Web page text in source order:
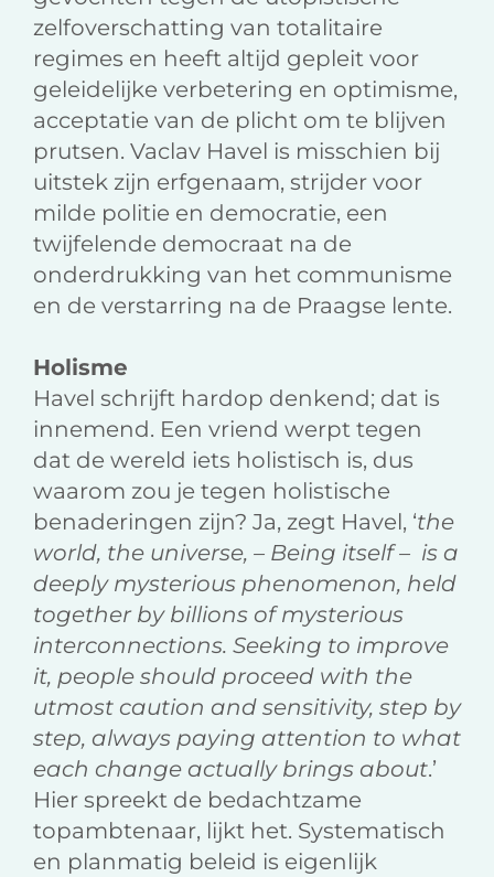
zelfoverschatting van totalitaire
regimes en heeft altijd gepleit voor
geleidelijke verbetering en optimisme,
acceptatie van de plicht om te blijven
prutsen. Vaclav Havel is misschien bij
uitstek zijn erfgenaam, strijder voor
milde politie en democratie, een
twijfelende democraat na de
onderdrukking van het communisme
en de verstarring na de Praagse lente.
Holisme
Havel schrijft hardop denkend; dat is
innemend. Een vriend werpt tegen
dat de wereld iets holistisch is, dus
waarom zou je tegen holistische
benaderingen zijn? Ja, zegt Havel, ‘the
world, the universe, – Being itself – is a
deeply mysterious phenomenon, held
together by billions of mysterious
interconnections. Seeking to improve
it, people should proceed with the
utmost caution and sensitivity, step by
step, always paying attention to what
each change actually brings about.’
Hier spreekt de bedachtzame
topambtenaar, lijkt het. Systematisch
en planmatig beleid is eigenlijk